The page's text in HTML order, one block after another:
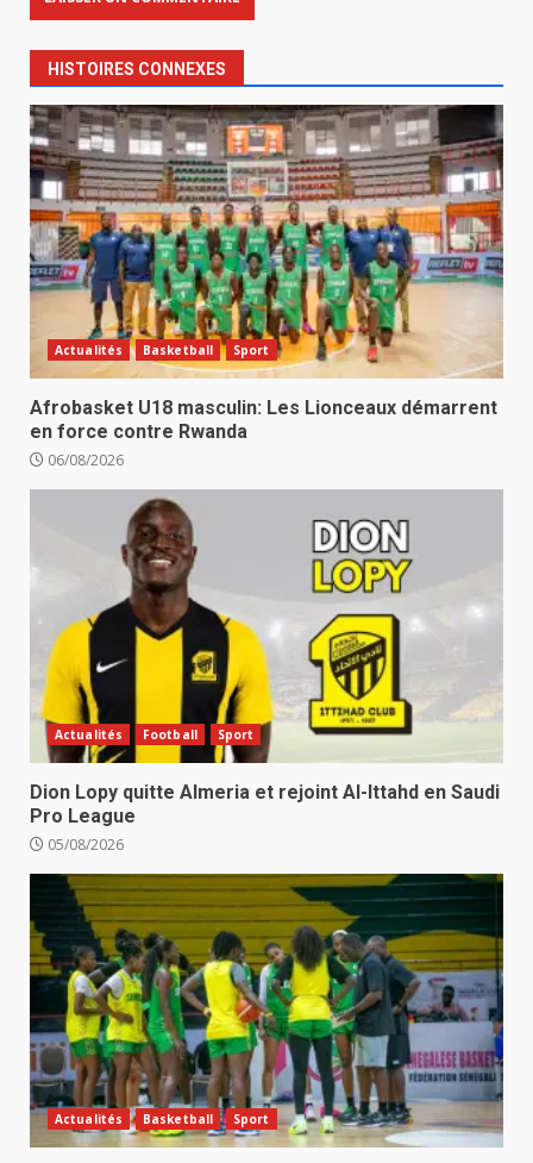
HISTOIRES CONNEXES
Actualités Basketball Sport
Afrobasket U18 masculin: Les Lionceaux démarrent
en force contre Rwanda
06/08/2026
Actualités Football Sport
Dion Lopy quitte Almeria et rejoint Al-Ittahd en Saudi
Pro League
05/08/2026
Actualités Basketball Sport